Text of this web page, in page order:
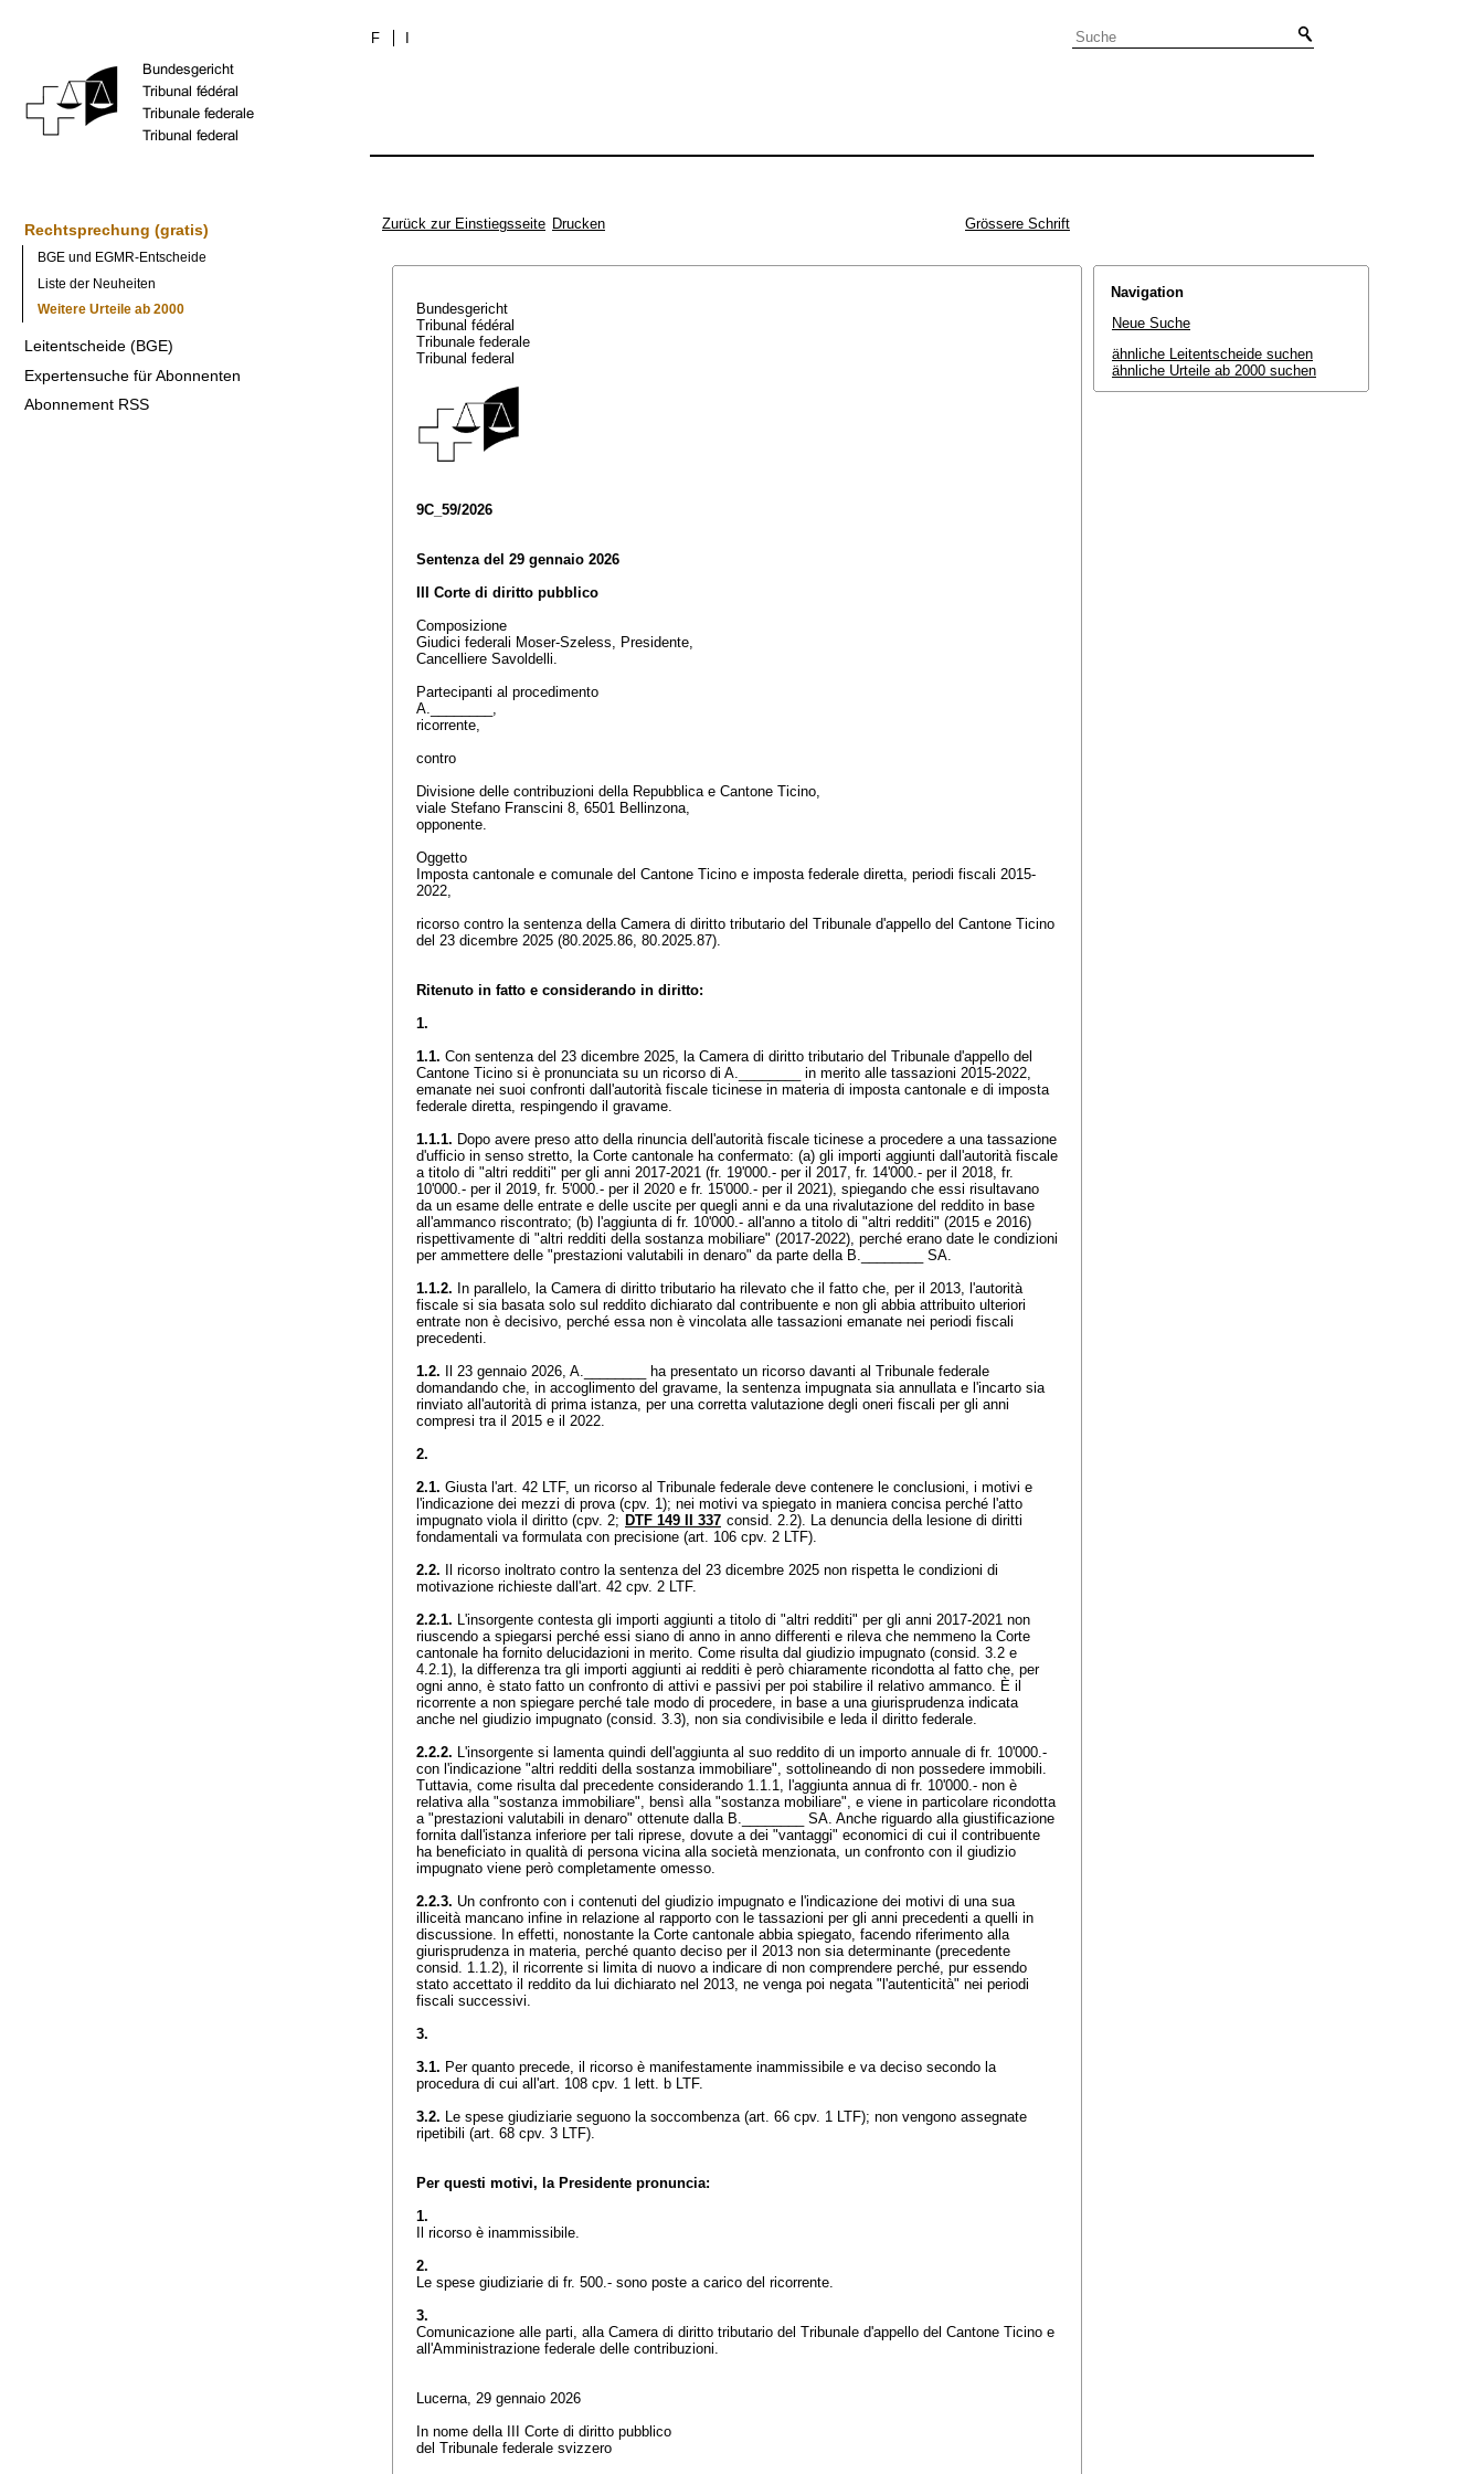
F
Rechtsprechung (gratis)
BGE und EGMR-Entscheide
Liste der Neuheiten
Weitere Urteile ab 2000
Leitentscheide (BGE)
Expertensuche für Abonnenten
Abonnement RSS
Zurück zur Einstiegsseite Drucken Grössere Schrift
Bundesgericht
Tribunal fédéral
Tribunale federale
Tribunal federal
9C_59/2026
Sentenza del 29 gennaio 2026
III Corte di diritto pubblico
Composizione
Giudici federali Moser-Szeless, Presidente,
Cancelliere Savoldelli.
Partecipanti al procedimento
A.________,
ricorrente,
contro
Divisione delle contribuzioni della Repubblica e Cantone Ticino,
viale Stefano Franscini 8, 6501 Bellinzona,
opponente.
Oggetto
Imposta cantonale e comunale del Cantone Ticino e imposta federale diretta, periodi fiscali 2015-
2022,
ricorso contro la sentenza della Camera di diritto tributario del Tribunale d'appello del Cantone Ticino
del 23 dicembre 2025 (80.2025.86, 80.2025.87).
Ritenuto in fatto e considerando in diritto:
1.
1.1. Con sentenza del 23 dicembre 2025, la Camera di diritto tributario del Tribunale d'appello del
Cantone Ticino si è pronunciata su un ricorso di A.________ in merito alle tassazioni 2015-2022,
emanate nei suoi confronti dall'autorità fiscale ticinese in materia di imposta cantonale e di imposta
federale diretta, respingendo il gravame.
1.1.1. Dopo avere preso atto della rinuncia dell'autorità fiscale ticinese a procedere a una tassazione
d'ufficio in senso stretto, la Corte cantonale ha confermato: (a) gli importi aggiunti dall'autorità fiscale
a titolo di "altri redditi" per gli anni 2017-2021 (fr. 19'000.- per il 2017, fr. 14'000.- per il 2018, fr.
10'000.- per il 2019, fr. 5'000.- per il 2020 e fr. 15'000.- per il 2021), spiegando che essi risultavano
da un esame delle entrate e delle uscite per quegli anni e da una rivalutazione del reddito in base
all'ammanco riscontrato; (b) l'aggiunta di fr. 10'000.- all'anno a titolo di "altri redditi" (2015 e 2016)
rispettivamente di "altri redditi della sostanza mobiliare" (2017-2022), perché erano date le condizioni
per ammettere delle "prestazioni valutabili in denaro" da parte della B.________ SA.
1.1.2. In parallelo, la Camera di diritto tributario ha rilevato che il fatto che, per il 2013, l'autorità
fiscale si sia basata solo sul reddito dichiarato dal contribuente e non gli abbia attribuito ulteriori
entrate non è decisivo, perché essa non è vincolata alle tassazioni emanate nei periodi fiscali
precedenti.
1.2. Il 23 gennaio 2026, A.________ ha presentato un ricorso davanti al Tribunale federale
domandando che, in accoglimento del gravame, la sentenza impugnata sia annullata e l'incarto sia
rinviato all'autorità di prima istanza, per una corretta valutazione degli oneri fiscali per gli anni
compresi tra il 2015 e il 2022.
2.
2.1. Giusta l'art. 42 LTF, un ricorso al Tribunale federale deve contenere le conclusioni, i motivi e
l'indicazione dei mezzi di prova (cpv. 1); nei motivi va spiegato in maniera concisa perché l'atto
impugnato viola il diritto (cpv. 2; DTF 149 II 337 consid. 2.2). La denuncia della lesione di diritti
fondamentali va formulata con precisione (art. 106 cpv. 2 LTF).
2.2. Il ricorso inoltrato contro la sentenza del 23 dicembre 2025 non rispetta le condizioni di
motivazione richieste dall'art. 42 cpv. 2 LTF.
2.2.1. L'insorgente contesta gli importi aggiunti a titolo di "altri redditi" per gli anni 2017-2021 non
riuscendo a spiegarsi perché essi siano di anno in anno differenti e rileva che nemmeno la Corte
cantonale ha fornito delucidazioni in merito. Come risulta dal giudizio impugnato (consid. 3.2 e
4.2.1), la differenza tra gli importi aggiunti ai redditi è però chiaramente ricondotta al fatto che, per
ogni anno, è stato fatto un confronto di attivi e passivi per poi stabilire il relativo ammanco. È il
ricorrente a non spiegare perché tale modo di procedere, in base a una giurisprudenza indicata
anche nel giudizio impugnato (consid. 3.3), non sia condivisibile e leda il diritto federale.
2.2.2. L'insorgente si lamenta quindi dell'aggiunta al suo reddito di un importo annuale di fr. 10'000.-
con l'indicazione "altri redditi della sostanza immobiliare", sottolineando di non possedere immobili.
Tuttavia, come risulta dal precedente considerando 1.1.1, l'aggiunta annua di fr. 10'000.- non è
relativa alla "sostanza immobiliare", bensì alla "sostanza mobiliare", e viene in particolare ricondotta
a "prestazioni valutabili in denaro" ottenute dalla B.________ SA. Anche riguardo alla giustificazione
fornita dall'istanza inferiore per tali riprese, dovute a dei "vantaggi" economici di cui il contribuente
ha beneficiato in qualità di persona vicina alla società menzionata, un confronto con il giudizio
impugnato viene però completamente omesso.
2.2.3. Un confronto con i contenuti del giudizio impugnato e l'indicazione dei motivi di una sua
illiceità mancano infine in relazione al rapporto con le tassazioni per gli anni precedenti a quelli in
discussione. In effetti, nonostante la Corte cantonale abbia spiegato, facendo riferimento alla
giurisprudenza in materia, perché quanto deciso per il 2013 non sia determinante (precedente
consid. 1.1.2), il ricorrente si limita di nuovo a indicare di non comprendere perché, pur essendo
stato accettato il reddito da lui dichiarato nel 2013, ne venga poi negata "l'autenticità" nei periodi
fiscali successivi.
3.
3.1. Per quanto precede, il ricorso è manifestamente inammissibile e va deciso secondo la
procedura di cui all'art. 108 cpv. 1 lett. b LTF.
3.2. Le spese giudiziarie seguono la soccombenza (art. 66 cpv. 1 LTF); non vengono assegnate
ripetibili (art. 68 cpv. 3 LTF).
Per questi motivi, la Presidente pronuncia:
1.
Il ricorso è inammissibile.
2.
Le spese giudiziarie di fr. 500.- sono poste a carico del ricorrente.
3.
Comunicazione alle parti, alla Camera di diritto tributario del Tribunale d'appello del Cantone Ticino e
all'Amministrazione federale delle contribuzioni.
Lucerna, 29 gennaio 2026
In nome della III Corte di diritto pubblico
del Tribunale federale svizzero
Navigation
Neue Suche
ähnliche Leitentscheide suchen
ähnliche Urteile ab 2000 suchen